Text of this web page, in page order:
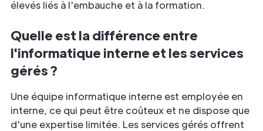
élevés liés à l'embauche et à la formation.
Quelle est la différence entre
l'informatique interne et les services
gérés ?
Une équipe informatique interne est employée en
interne, ce qui peut être coûteux et ne dispose que
d'une expertise limitée. Les services gérés offrent